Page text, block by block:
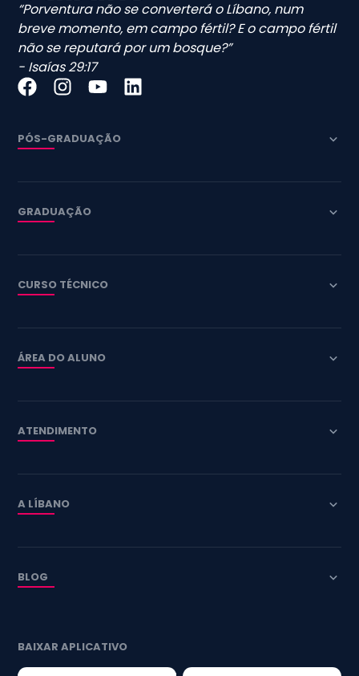
“Porventura não se converterá o Líbano, num
breve momento, em campo fértil? E o campo fértil
não se reputará por um bosque?”
- Isaías 29:17
PÓS-GRADUAÇÃO
GRADUAÇÃO
CURSO TÉCNICO
ÁREA DO ALUNO
ATENDIMENTO
A LÍBANO
BLOG
BAIXAR APLICATIVO